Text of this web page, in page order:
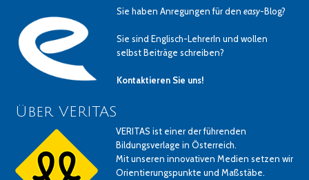
Sie haben Anregungen für deneasy-Blog?
Sie sind Englisch-LehrerIn und wollen
selbst Beiträge schreiben?
Kontaktieren Sie uns!
Über VERITAS
VERITAS ist einer der führenden
Bildungsverlage in Österreich.
Mit unseren innovativen Medien setzen wir
Orientierungspunkte und Maßstäbe.